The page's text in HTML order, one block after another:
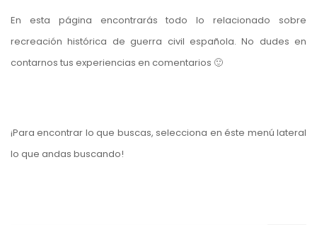
En esta página encontrarás todo lo relacionado sobre
recreación histórica de guerra civil española. No dudes en
contarnos tus experiencias en comentarios 🙂
¡Para encontrar lo que buscas, selecciona en éste menú lateral
lo que andas buscando!